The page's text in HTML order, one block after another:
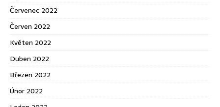
Červenec 2022
Červen 2022
Květen 2022
Duben 2022
Březen 2022
Únor 2022